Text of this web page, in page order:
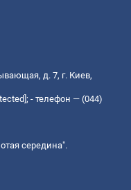
д. 7, г. Киев,
; - телефон — (044)
середина".